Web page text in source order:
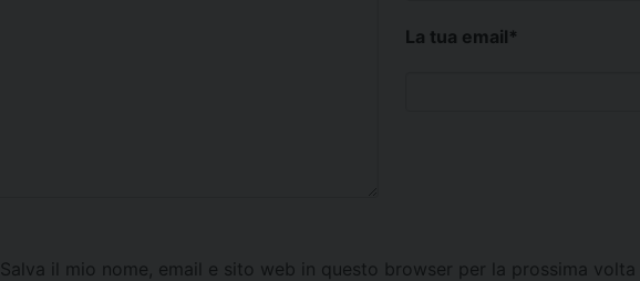
La tua email*
Salva il mio nome, email e sito web in questo browser per la prossima